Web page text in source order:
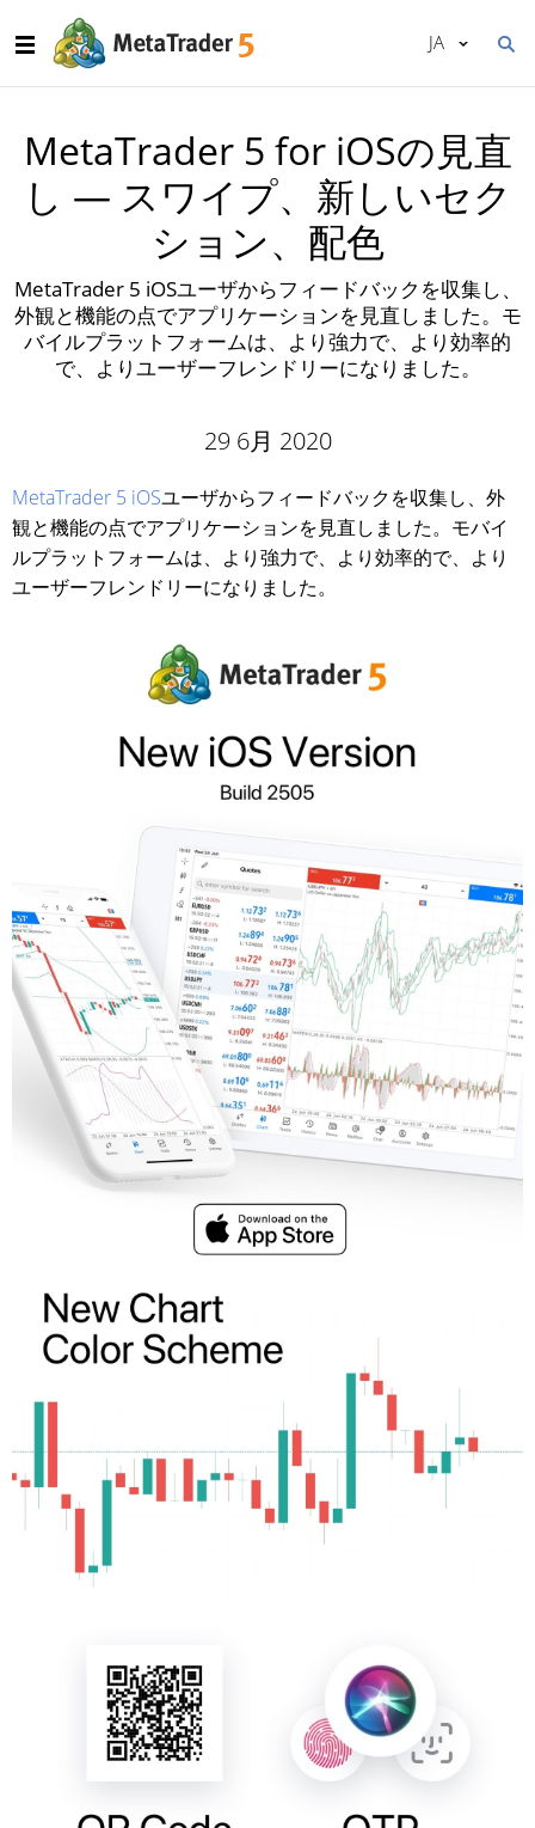
JA
MetaTrader 5 for iOSの見直
し — スワイプ、新しいセク
ション、配色
MetaTrader 5 iOSユーザからフィードバックを収集し、
外観と機能の点でアプリケーションを見直しました。モ
バイルプラットフォームは、より強力で、より効率的
で、よりユーザーフレンドリーになりました。
29 6月 2020
MetaTrader 5 iOSユーザからフィードバックを収集し、外
観と機能の点でアプリケーションを見直しました。モバイ
ルプラットフォームは、より強力で、より効率的で、より
ユーザーフレンドリーになりました。